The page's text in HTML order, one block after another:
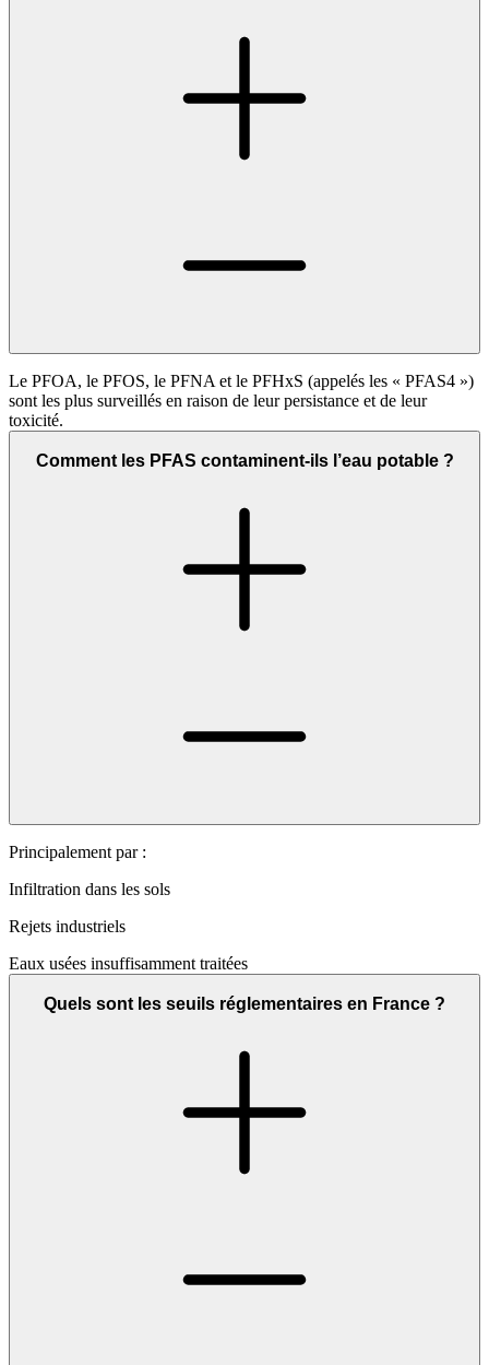
Le PFOA, le PFOS, le PFNA et le PFHxS (appelés les « PFAS4 »)
sont les plus surveillés en raison de leur persistance et de leur
toxicité.
Comment les PFAS contaminent-ils l’eau potable ?
Principalement par :
Infiltration dans les sols
Rejets industriels
Eaux usées insuffisamment traitées
Quels sont les seuils réglementaires en France ?